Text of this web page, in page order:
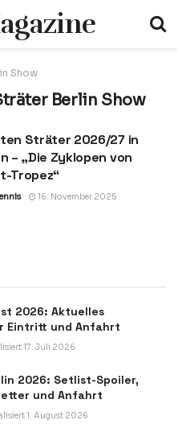
Show
Berlin Show
Sträter 2026/27 in
– „Die Zyklopen von
Tropez“
16. November 2025
2026: Aktuelles
Eintritt und Anfahrt
17. Juli 2026
2026: Setlist-Spoiler,
und Anfahrt
1. August 2026